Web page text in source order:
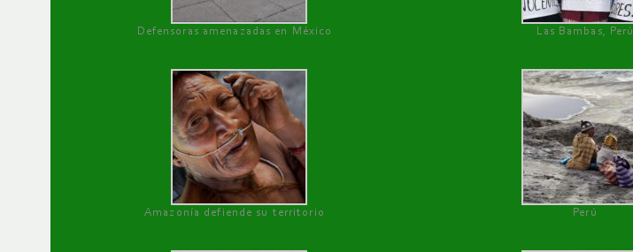
Defensoras amenazadas en México Las Bambas, Perú
Amazonía defiende su territorio Perú